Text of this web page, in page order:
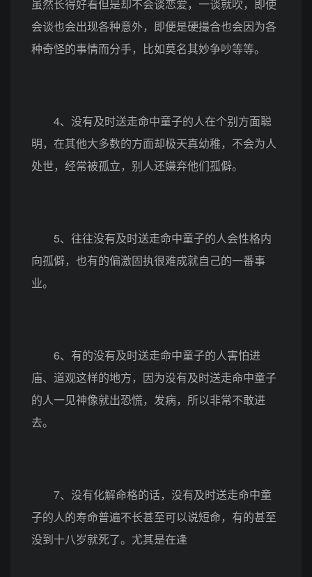
虽然长得好看但是却不会谈恋爱，一谈就吹，即使
会谈也会出现各种意外，即便是硬撮合也会因为各
种奇怪的事情而分手，比如莫名其妙争吵等等。
4、没有及时送走命中童子的人在个别方面聪
明，在其他大多数的方面却极天真幼稚，不会为人
处世，经常被孤立，别人还嫌弃他们孤僻。
5、往往没有及时送走命中童子的人会性格内
向孤僻，也有的偏激固执很难成就自己的一番事
业。
6、有的没有及时送走命中童子的人害怕进
庙、道观这样的地方，因为没有及时送走命中童子
的人一见神像就出恐慌，发病，所以非常不敢进
去。
7、没有化解命格的话，没有及时送走命中童
子的人的寿命普遍不长甚至可以说短命，有的甚至
没到十八岁就死了。尤其是在逢